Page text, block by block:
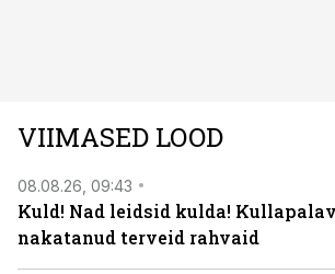
viasathistory.eu/ee
VIIMASED LOOD
08.08.26, 09:43
Kuld! Nad leidsid kulda!
nakatanud terveid rahvaid